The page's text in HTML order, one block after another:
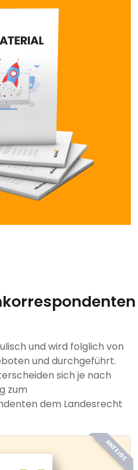
und wird folglich von
und durchgeführt.
sich je nach
zum
dem Landesrecht
ANZEIGE